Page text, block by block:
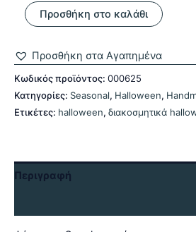
Μαξιλάρι
Halloween
ποσότητα
Προσθήκη στο καλάθι
Προσθήκη στα Αγαπημένα
Κωδικός προϊόντος: 000625
Κατηγορίες: Seasonal, Halloween,
Ετικέτες: halloween, διακοσμητικά
Περιγραφή